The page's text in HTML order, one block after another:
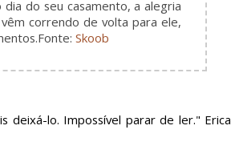
do seu casamento, a alegria
correndo de volta para ele,
Fonte:Skoob
deixá-lo. Impossível parar de ler." Erica